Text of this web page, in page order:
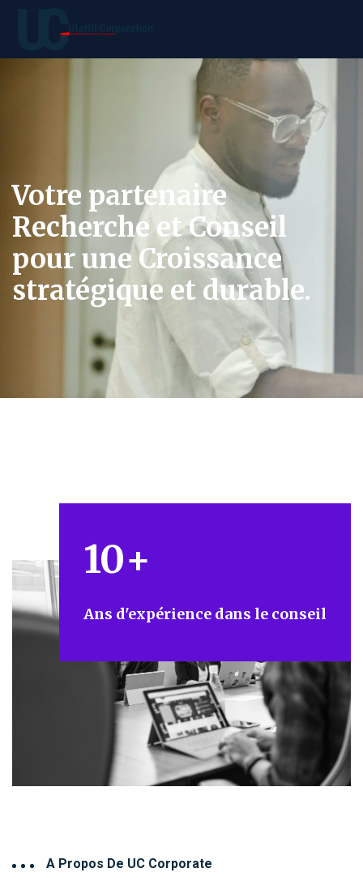
Votre partenaire
Recherche et Conseil
pour une Croissance
stratégique et durable.
10+
Ans d'expérience dans le conseil
A Propos De UC Corporate